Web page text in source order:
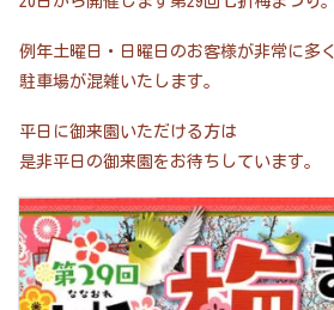
例年土曜日・日曜日のお客様が非常に多く
駐車場が混雑いたします。
平日に御来園いただける方は
是非平日の御来園をお待ちしています。